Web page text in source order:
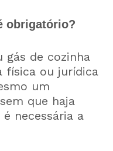
obrigatório?
gás de cozinha
física ou jurídica
um
que haja
necessária a